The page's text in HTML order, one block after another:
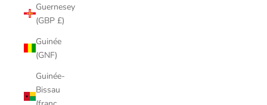
Guernesey
(GBP £)
Guinée
(GNF)
Guinée-
Bissau